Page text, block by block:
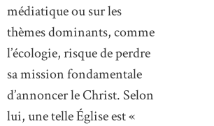
médiatique ou sur les
thèmes dominants, comme
l’écologie, risque de perdre
sa mission fondamentale
d’annoncer le Christ. Selon
lui, une telle Église est «